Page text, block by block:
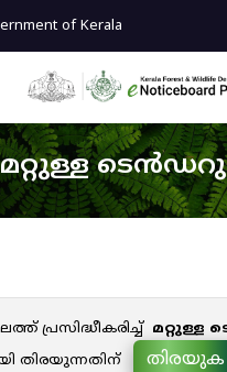
of Kerala
മറ്റുള്ള
പ്രസിദ്ധീകരിച്ച് മറ്റുള്ള
തിരയുന്നതിന്
തിരയുക